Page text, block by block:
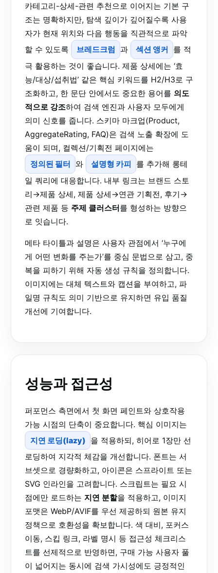
카테고리-상세-관련 추천으로 이어지는 기본 구
조는 명확하지만, 탐색 깊이가 깊어질수록 사용
자가 현재 위치와 다음 행동을 직관적으로 파악
할 수 있도록
브레드크럼 과 섹션 앵커
를 적
극 활용하는 것이 좋습니다. 제품 상세에는 ‘효
능/대상/섭취법’ 같은 핵심 키워드를 H2/H3로 구
조화하고, 한 문단 안에서도 중요한 용어를 의도
적으로 강조하여 검색 엔진과 사용자 모두에게
의미 신호를 줍니다. 스키마 마크업(Product,
AggregateRating, FAQ)은 검색 노출 확장에 도
움이 되며, 컬렉션/기획전 페이지에는
정의된 필터
와 설명형 카피
를 추가해 롱테
일 쿼리에 대응합니다. 내부 링크는 브랜드 스토
리→제품 상세, 제품 상세→연관 기획전, 후기→
관련 제품 등 주제 클러스터를 형성하는 방향으
로 잇습니다.
메타 타이틀과 설명은 사용자 관점에서 ‘누구에
게 어떤 변화를 주는가’를 중심 문법으로 삼고, 중
복을 피하기 위해 자동 생성 규칙을 정의합니다.
이미지에는 대체 텍스트와 캡션을 부여하고, 파
일명 규칙도 의미 기반으로 유지하면 유입 품질
개선에 기여합니다.
성능과 접근성
퍼포먼스 측면에서 첫 화면 페인트와 상호작용
가능 시점의 단축이 중요합니다. 핵심 이미지는
지연 로딩(lazy) 을 적용하되, 히어로 1장만 선
로딩하여 지각적 체감을 개선합니다. 폰트는 서
브셋으로 경량화하고, 아이콘은 스프라이트 또는
SVG 인라인을 고려합니다. 스크립트는 필요 시
점에만 로드하는 지연 분할을 적용하고, 이미지
포맷은 WebP/AVIF를 우선 제공하되 원본 유지
정책으로 호환성을 확보합니다. 색 대비, 포커스
이동, 스킵 링크, 라벨 명시 등 접근성 체크리스
트를 선제적으로 반영하면, 구매 가능 사용자 풀
이 넓어지는 동시에 검색 가시성에도 긍정적인